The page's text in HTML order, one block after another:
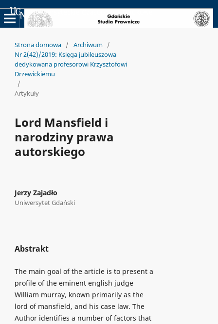
Uniwersyteckie Czasopisma Naukowe
Strona domowa / Archiwum /
Nr 2(42)/2019: Księga jubileuszowa
dedykowana profesorowi Krzysztofowi
Drzewickiemu
/
Artykuły
Lord Mansfield i
narodziny prawa
autorskiego
Jerzy Zajadło
Uniwersytet Gdański
Abstrakt
The main goal of the article is to present a
profile of the eminent english judge
William murray, known primarily as the
lord of mansfield, and his case law. The
Author identifies a number of factors that